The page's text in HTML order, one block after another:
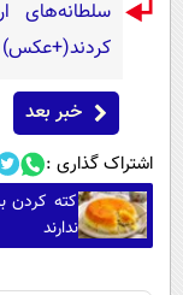
سلطانه‌های
کردند(+عکس)
خبر بعد
اشتراک گذاری :
کته کردن
ندارند